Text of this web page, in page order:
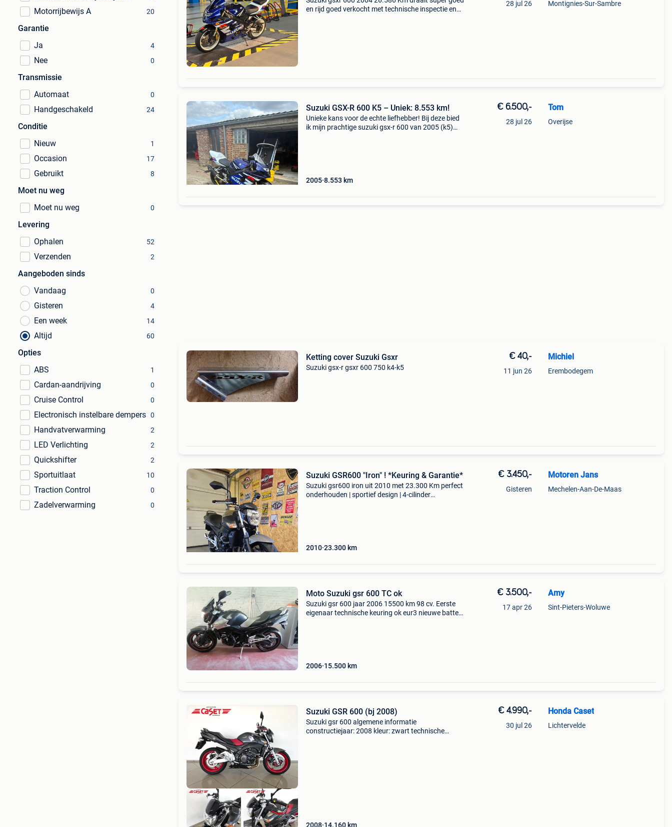
Motorrijbewijs A 20
Garantie
Ja
4
Nee 0
Transmissie
Automaat
0
Handgeschakeld 24
Conditie
Nieuw
1
Occasion 17
Gebruikt 8
Moet nu weg
Moet nu weg
0
Levering
Ophalen
52
Verzenden 2
Aangeboden sinds
Vandaag
0
Gisteren 4
Een week 14
Altijd 60
Opties
ABS
1
Cardan-aandrijving 0
Cruise Control 0
Electronisch instelbare dempers 0
Handvatverwarming 2
LED Verlichting 2
Quickshifter 2
Sportuitlaat 10
Traction Control 0
Zadelverwarming 0
en rijd goed verkocht met technische inspectie en
28 jul 26 Montignies-Sur-Sambre
Suzuki GSX-R 600 K5 – Uniek: 8.553 km!
Unieke kans voor de echte liefhebber! Bij deze bied
ik mijn prachtige suzuki gsx-r 600 van 2005 (k5)
2005 8.553 km
€ 6.500,-
28 jul 26
Tom
Overijse
Ketting cover Suzuki Gsxr
Suzuki gsx-r gsxr 600 750 k4-k5
€ 40,-
11 jun 26
Michiel
Erembodegem
Suzuki GSR600 "Iron" ! *Keuring & Garantie*
Suzuki gsr600 iron uit 2010 met 23.300 Km perfect
onderhouden | sportief design | 4-cilinder
2010 23.300 km
€ 3.450,-
Gisteren
Motoren Jans
Mechelen-Aan-De-Maas
Moto Suzuki gsr 600 TC ok
Suzuki gsr 600 jaar 2006 15500 km 98 cv. Eerste
eigenaar technische keuring ok eur3 nieuwe batterij
2006 15.500 km
€ 3.500,-
17 apr 26
Amy
Sint-Pieters-Woluwe
Suzuki GSR 600 (bj 2008)
Suzuki gsr 600 algemene informatie
constructiejaar: 2008 kleur: zwart technische
2008 14.160 km
€ 4.990,-
30 jul 26
Honda Caset
Lichtervelde